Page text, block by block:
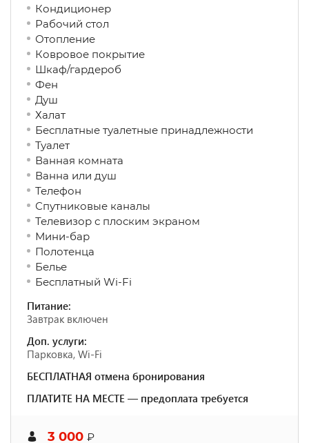
Кондиционер
Рабочий стол
Отопление
Ковровое покрытие
Шкаф/гардероб
Фен
Душ
Халат
Бесплатные туалетные принадлежности
Туалет
Ванная комната
Ванна или душ
Телефон
Спутниковые каналы
Телевизор с плоским экраном
Мини-бар
Полотенца
Белье
Бесплатный Wi-Fi
Питание:
Завтрак включен
Доп. услуги:
Парковка, Wi-Fi
БЕСПЛАТНАЯ отмена бронирования
ПЛАТИТЕ НА МЕСТЕ — предоплата требуется
3 000 ₽